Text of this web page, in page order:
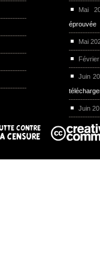
Mai
éprouvée
Mai
Juin
Juin